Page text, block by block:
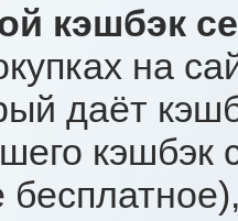
кэшбэк
на
даёт
кэшбэк